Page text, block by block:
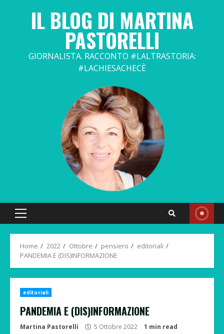
IL BLOG DI MARTINA
PASTORELLI
GIORNALISTA. RACCONTO #LALTRASTORIA:
#LACHIESACHECÈ
Primary
Home 2022 Ottobre pensiero
editoriali
PANDEMIA E (DIS)INFORMAZIONE
editoriali
PANDEMIA E (DIS)INFORMAZIONE
Martina Pastorelli 5 Ottobre 2022 1 min read